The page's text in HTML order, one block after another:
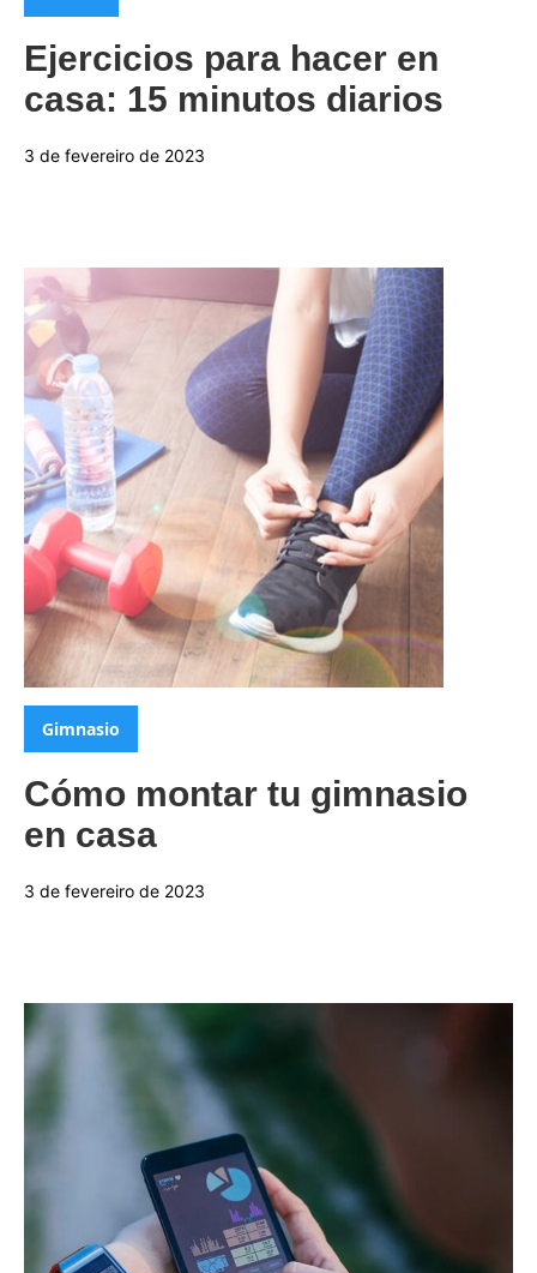
Ejercicios para hacer en
casa: 15 minutos diarios
3 de fevereiro de 2023
Categorias:
Gimnasio
Cómo montar tu gimnasio
en casa
3 de fevereiro de 2023